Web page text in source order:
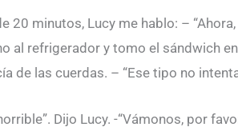
20 minutos, Lucy me hablo: –
al refrigerador y tomo el sándwich
de las cuerdas. – “Ese tipo no
Dijo Lucy. -“Vámonos, por